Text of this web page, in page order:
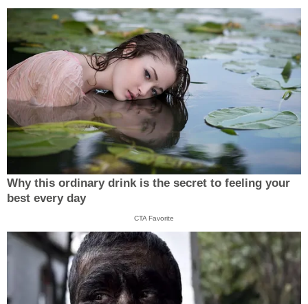
Why this ordinary drink is the secret to feeling your
best every day
CTA Favorite